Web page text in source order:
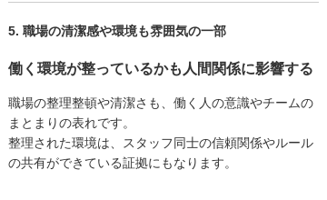
5. 職場の清潔感や環境も雰囲気の一部
働く環境が整っているかも人間関係に影響する
職場の整理整頓や清潔さも、働く人の意識やチームの
まとまりの表れです。
整理された環境は、スタッフ同士の信頼関係やルール
の共有ができている証拠にもなります。